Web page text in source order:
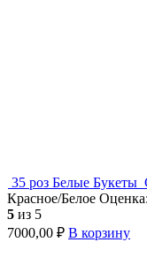
35 роз Белые Букеты
Красное/Белое Оценка:
5 из 5
7000,00 ₽ В корзину